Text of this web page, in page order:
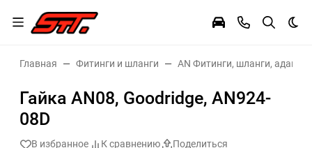
Главная Фитинги и шланги AN Фитинги, шланги,
Гайка AN08, Goodridge, AN924-
08D
В избранное К сравнению Поделиться